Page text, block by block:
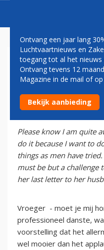
CHRISTA
KUNST EN
15 juli 2011
Please know I am quite
do it because I want to
things as men have
must be but a challenge
her last letter to her
Vroeger - moet je mij
professioneel danste,
voorstelling dat het
wel mooier dan het
Ontvang een jaar lang
Luchtvaartnieuws en
toegang tot al het nieuws
Ontvang tevens 12
Magazine in de mail of
Bekijk aanbieding